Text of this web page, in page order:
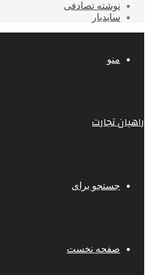
نوشته تصادفی
سایدبار
منو
راهیان تجارت
جستجو برای
صفحه نخست